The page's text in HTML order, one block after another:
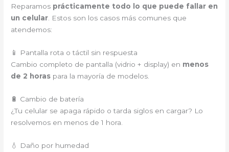
Reparamos prácticamente todo lo que puede fallar en
un celular . Estos son los casos más comunes que
atendemos:
📱 Pantalla rota o táctil sin respuesta
Cambio completo de pantalla (vidrio + display) en menos
de 2 horas para la mayoría de modelos.
🔋 Cambio de batería
¿Tu celular se apaga rápido o tarda siglos en cargar? Lo
resolvemos en menos de 1 hora.
💧 Daño por humedad